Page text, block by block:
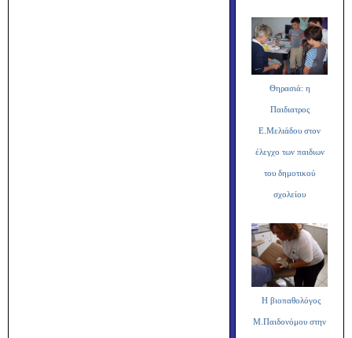
Θηρασιά: η
Παιδιατρος
Ε.Μελιάδου στον
έλεγχο των παιδιων
του δημοτικού
σχολείου
Η βιοπαθολόγος
Μ.Παιδονόμου στην